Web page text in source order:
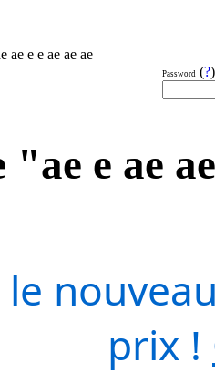
ae e e ae ae ae
Password (?)
"ae e ae
le
prix !